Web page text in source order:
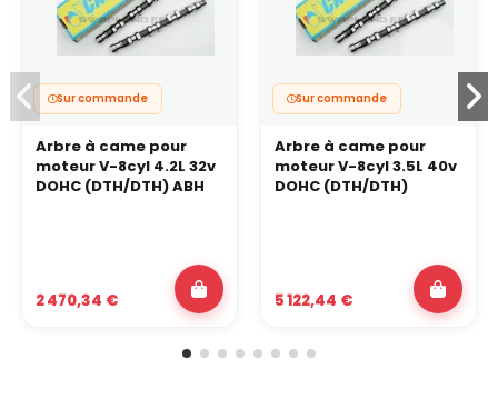
Sur commande
Arbre à came pour
moteur V-8cyl 4.2L 32v
DOHC (DTH/DTH) ABH
2 470,34 €
Sur commande
Arbre à came pour
moteur V-8cyl 3.5L 40v
DOHC (DTH/DTH)
5 122,44 €